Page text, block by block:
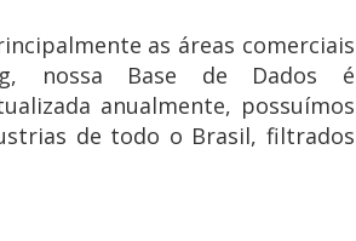
as áreas comerciais
nossa Base de Dados é
anualmente, possuímos
de todo o Brasil, filtrados